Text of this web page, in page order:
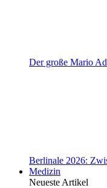
Der große Mario
Berlinale 2026:
Medizin
Neueste Artikel